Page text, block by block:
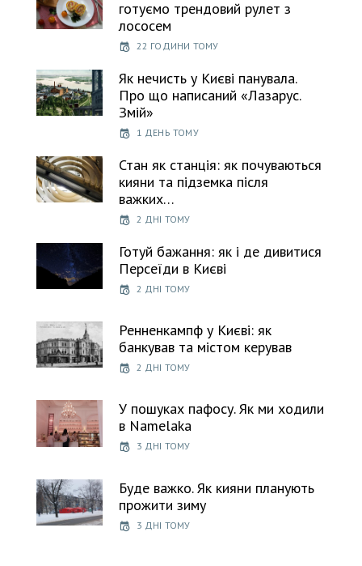
готуємо трендовий рулет з
лососем
22 ГОДИНИ ТОМУ
Як нечисть у Києві панувала.
Про що написаний «Лазарус.
Змій»
1 ДЕНЬ ТОМУ
Стан як станція: як почуваються
кияни та підземка після
важких…
2 ДНІ ТОМУ
Готуй бажання: як і де дивитися
Персеїди в Києві
2 ДНІ ТОМУ
Ренненкампф у Києві: як
банкував та містом керував
2 ДНІ ТОМУ
У пошуках пафосу. Як ми ходили
в Namelaka
3 ДНІ ТОМУ
Буде важко. Як кияни планують
прожити зиму
3 ДНІ ТОМУ